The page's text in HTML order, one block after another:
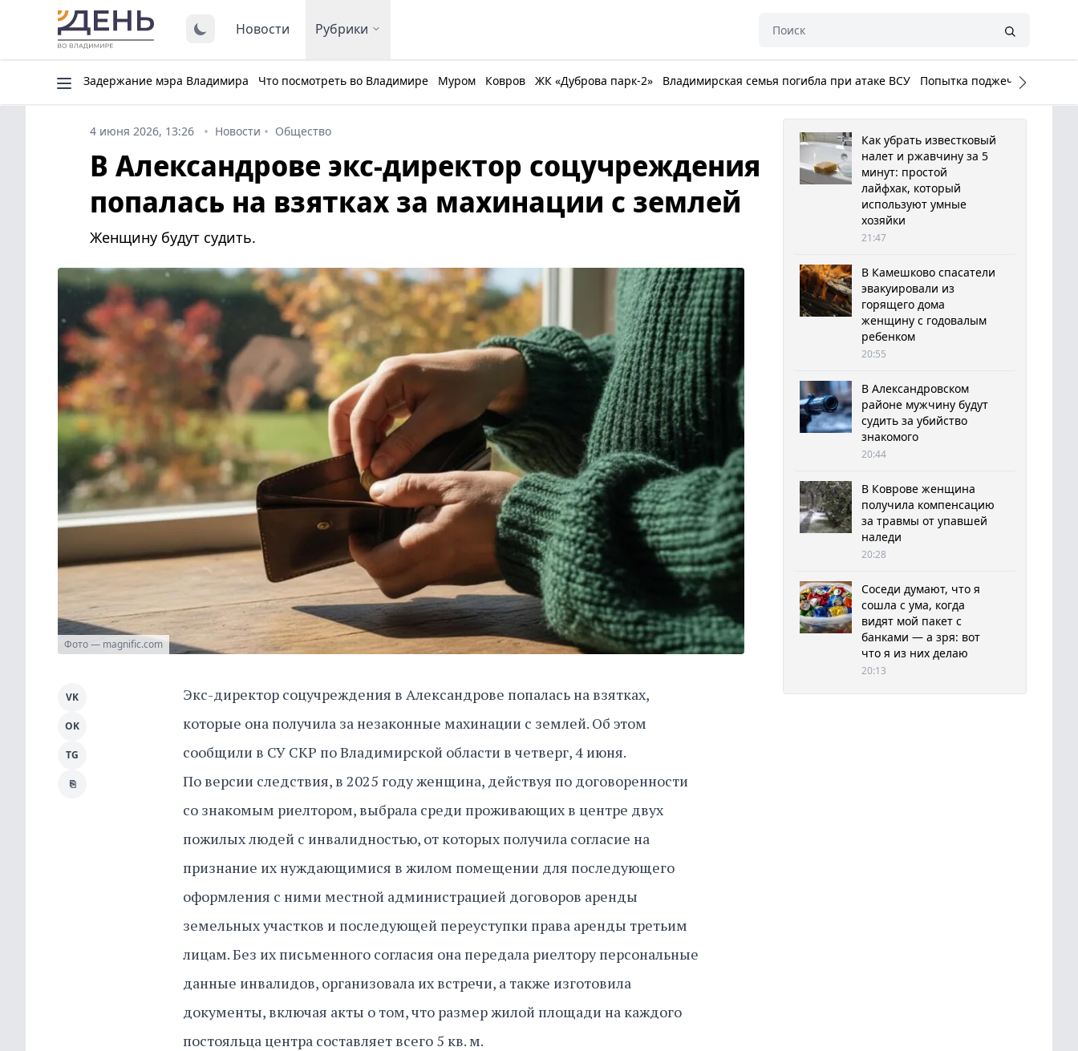
Новости Рубрики
Задержание мэра Владимира Что посмотреть во Владимире Муром Ковров ЖК «Дуброва парк-2» Владимирская семья погибла при атаке ВСУ Попытка поджечь Белый
4 июня 2026, 13:26 Новости Общество
В Александрове экс-директор соцучреждения
попалась на взятках за махинации с землей
Женщину будут судить.
Фото — magnific.com
Экс-директор соцучреждения в Александрове попалась на взятках,
которые она получила за незаконные махинации с землей. Об этом
сообщили в СУ СКР по Владимирской области в четверг, 4 июня.
По версии следствия, в 2025 году женщина, действуя по договоренности
со знакомым риелтором, выбрала среди проживающих в центре двух
пожилых людей с инвалидностью, от которых получила согласие на
признание их нуждающимися в жилом помещении для последующего
оформления с ними местной администрацией договоров аренды
земельных участков и последующей переуступки права аренды третьим
лицам. Без их письменного согласия она передала риелтору персональные
данные инвалидов, организовала их встречи, а также изготовила
документы, включая акты о том, что размер жилой площади на каждого
постояльца центра составляет всего 5 кв. м.
VK
OK
TG
⎘
Как убрать известковый
налет и ржавчину за 5
минут: простой
лайфхак, который
используют умные
хозяйки
21:47
В Камешково спасатели
эвакуировали из
горящего дома
женщину с годовалым
ребенком
20:55
В Александровском
районе мужчину будут
судить за убийство
знакомого
20:44
В Коврове женщина
получила компенсацию
за травмы от упавшей
наледи
20:28
Соседи думают, что я
сошла с ума, когда
видят мой пакет с
банками — а зря: вот
что я из них делаю
20:13